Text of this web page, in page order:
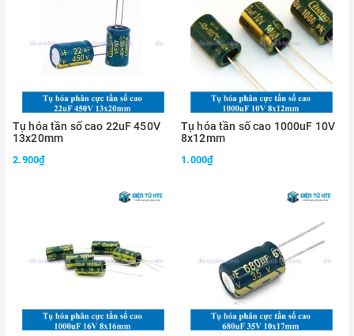
Tụ hóa tần số cao 22uF 450V
13x20mm
2.900₫
Tụ hóa tần số cao 1000uF 10V
8x12mm
1.000₫